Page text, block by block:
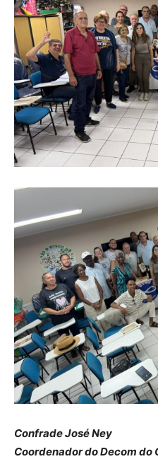
Confrade José Ney
Coordenador do Decom do